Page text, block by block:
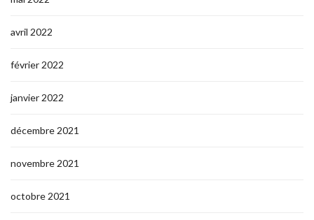
avril 2022
février 2022
janvier 2022
décembre 2021
novembre 2021
octobre 2021